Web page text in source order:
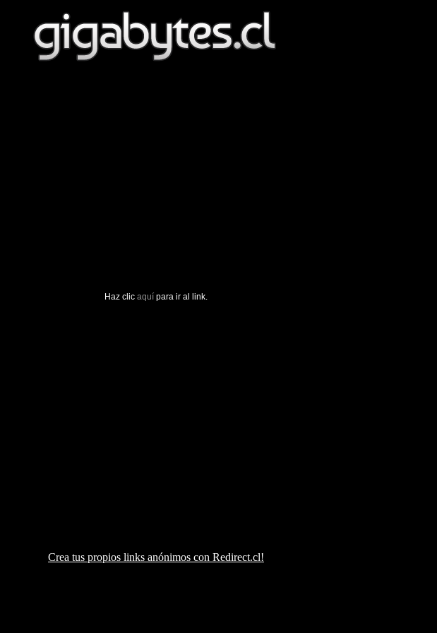
Haz clic aquí para ir al link.
Crea tus propios links anónimos con Redirect.cl!